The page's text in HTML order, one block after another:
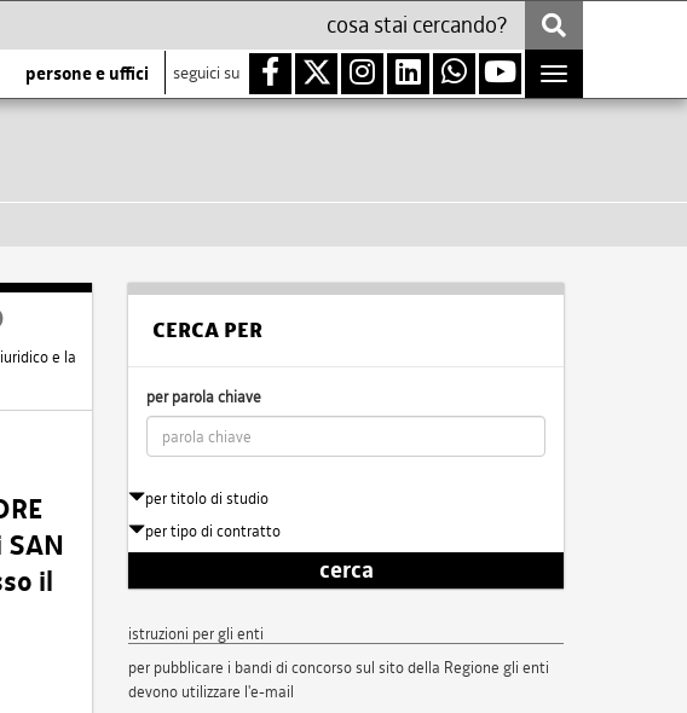
persone e uffici seguici su
Toggle
navigation
e la
SAN
il
CERCA PER
per parola chiave
per titolo di studio
per tipo di contratto
cerca
istruzioni per gli enti
per pubblicare i bandi di concorso sul sito della Regione gli enti
devono utilizzare l'e-mail